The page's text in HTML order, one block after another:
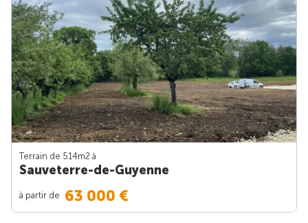
Terrain de 514m2 à
Sauveterre-de-Guyenne
à partir de 63 000 €